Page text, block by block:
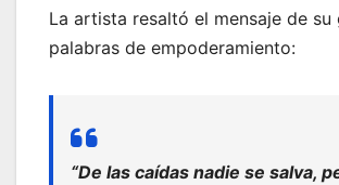
La artista resaltó el mensaje de su
palabras de empoderamiento:
“De las caídas nadie se salva,